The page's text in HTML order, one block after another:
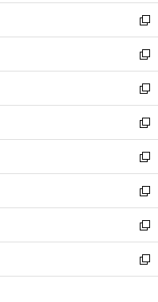
ウ
で
開
く
ン
ド
ウ
で
開
く
ウ
ィ
ン
ド
ウ
で
開
く
し
い
ウ
ィ
ン
ド
ウ
で
開
く
新
し
い
ウ
ィ
ン
ド
ウ
で
開
く
新
し
い
ウ
ィ
ン
ド
ウ
で
開
く
新
し
い
ウ
ィ
ン
ド
ウ
で
開
く
新
し
い
ウ
ィ
ン
ド
ウ
で
開
新
し
い
ウ
ィ
ン
ド
ウ
新
し
い
ウ
ィ
ン
新
し
い
ウ
新
し